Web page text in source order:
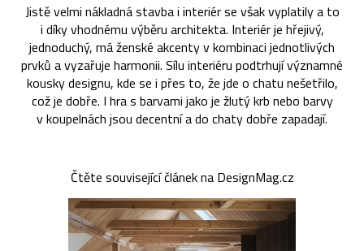
Jistě velmi nákladná stavba i interiér se však vyplatily a to
i díky vhodnému výběru architekta. Interiér je hřejivý,
jednoduchý, má ženské akcenty v kombinaci jednotlivých
prvků a vyzařuje harmonii. Sílu interiéru podtrhují významné
kousky designu, kde se i přes to, že jde o chatu nešetřilo,
což je dobře. I hra s barvami jako je žlutý krb nebo barvy
v koupelnách jsou decentní a do chaty dobře zapadají.
Čtěte související článek na DesignMag.cz